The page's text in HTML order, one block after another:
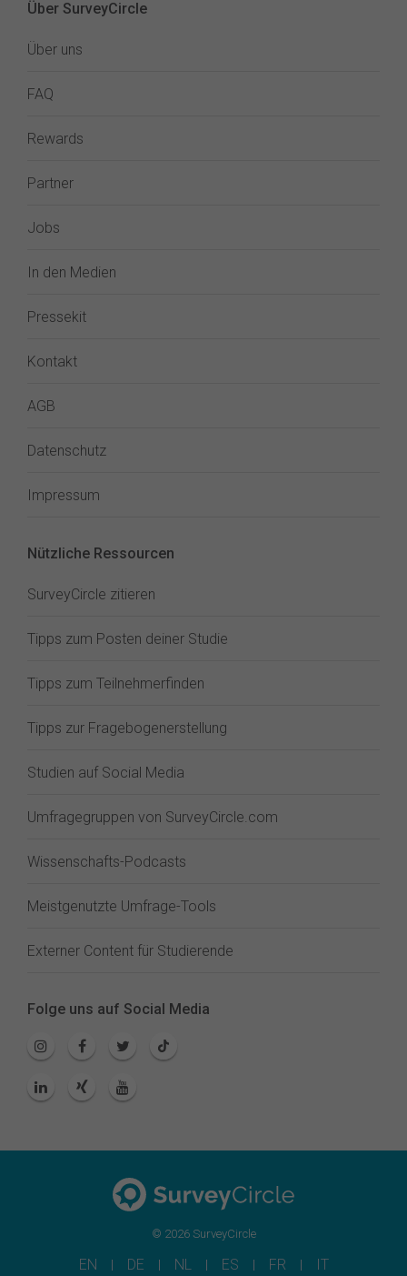
Über SurveyCircle
Über uns
FAQ
Rewards
Partner
Jobs
In den Medien
Pressekit
Kontakt
AGB
Datenschutz
Impressum
Nützliche Ressourcen
SurveyCircle zitieren
Tipps zum Posten deiner Studie
Tipps zum Teilnehmerfinden
Tipps zur Fragebogenerstellung
Studien auf Social Media
Umfragegruppen von SurveyCircle.com
Wissenschafts-Podcasts
Meistgenutzte Umfrage-Tools
Externer Content für Studierende
Folge uns auf Social Media
© 2026 SurveyCircle
EN DE NL ES FR IT